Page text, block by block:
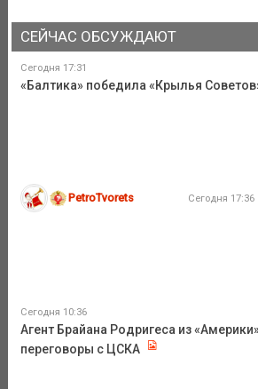
СЕЙЧАС ОБСУЖДАЮТ
Сегодня 17:31
«Балтика» победила «Крылья
PetroTvorets Сегодня 17:36
Сегодня 10:36
Агент Брайана Родригеса из
переговоры с ЦСКА